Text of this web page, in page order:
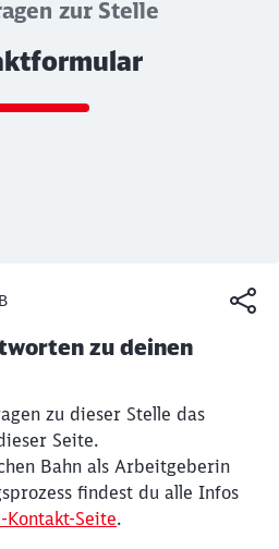
zur Stelle
Uhr
zu deinen
zu dieser Stelle das
Seite.
Bahn als Arbeitgeberin
findest du alle Infos
Kontakt-Seite.